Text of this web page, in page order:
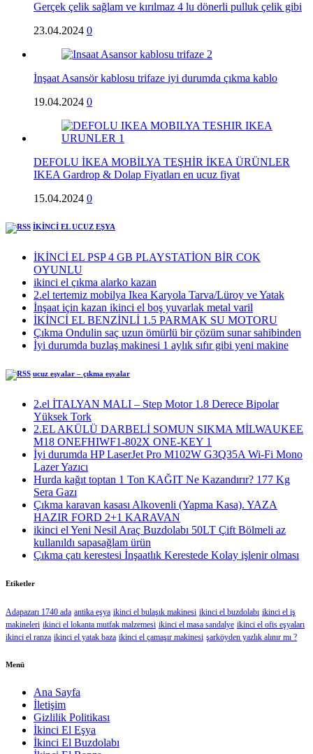
Gerçek çelik sağlam ve kırılmaz 4 lu dönerli pulluk çelik gibi
23.04.2024 0
İnşaat Asansör kablosu trifaze iyi durumda çıkma kablo
19.04.2024 0
DEFOLU İKEA MOBİLYA TEŞHİR İKEA ÜRÜNLER
IKEA Gardrop & Dolap Fiyatları en ucuz fiyat
15.04.2024 0
İKİNCİ EL UCUZ EŞYA
İKİNCİ EL PSP 4 GB PLAYSTATİON BİR COK
OYUNLU
ikinci el çıkma alarko kazan
2.el tertemiz mobilya Ikea Karyola Tarva/Lüroy ve Yatak
İnşaat için kazan ikinci el boş yuvarlak metal varil
İKİNCİ EL BENZİNLİ 1.5 PARMAK SU MOTORU
Çıkma Ondulin saç uzun ömürlü bir çözüm sunar sahibinden
İyi durumda buzlaş makinesi 1 aylık sıfır gibi yeni makine
ucuz eşyalar – çıkma eşyalar
2.el İTALYAN MALI – Step Motor 1.8 Derece Bipolar
Yüksek Tork
2.EL AKÜLÜ DARBELİ SOMUN SIKMA MİLWAUKEE
M18 ONEFHIWF1-802X ONE-KEY 1
İyi durumda HP LaserJet Pro M102W G3Q35A Wi-Fi Mono
Lazer Yazıcı
Hurda kağıt toptan 1 Ton KAĞIT Ne Kazandırır? 177 Kg
Sera Gazı
Çıkma karavan kasası Alkovenli (Yapma Kasa). YAZA
HAZIR FORD 2+1 KARAVAN
ikinci el Yeni Nesil Araç Buzdolabı 50LT Çift Bölmeli az
kullanıldı sapasağlam ürün
Çıkma çatı kerestesi İnşaatlık Kerestede​​ Kolay işlenir olması
Etiketler
Adapazarı 1740 ada antika eşya ikinci el bulaşık makinesi ikinci el buzdolabı ikinci el iş
makineleri ikinci el lokanta mutfak malzemesi ikinci el masa sandalye ikinci el ofis eşyaları
ikinci el ranza ikinci el yatak baza ikinci el çamaşır makinesi şarköyden yazlık alınır mı ?
Menü
Ana Sayfa
İletişim
Gizlilik Politikası
İkinci El Eşya
İkinci El Buzdolabı